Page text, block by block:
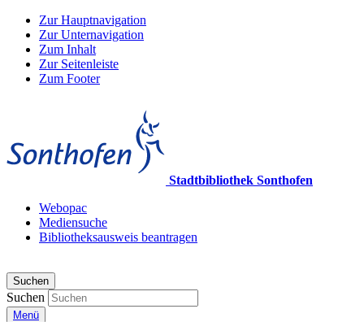
Zur Hauptnavigation
Zur Unternavigation
Zum Inhalt
Zur Seitenleiste
Zum Footer
Stadtbibliothek Sonthofen
Webopac
Mediensuche
Bibliotheksausweis beantragen
Suchen
Suchen
Menü